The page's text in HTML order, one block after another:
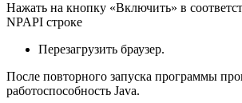
Нажать на кнопку «Включить» в
NPAPI строке
Перезагрузить браузер.
После повторного запуска программы
работоспособность Java.